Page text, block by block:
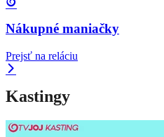
Nákupné maniačky
Prejsť na reláciu
Kastingy